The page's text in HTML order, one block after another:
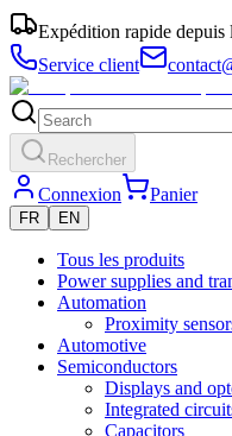
Expédition rapide depuis
Service client
Rechercher
Connexion Panier
FR EN
Tous les produits
Power supplies and
Automation
Proximity
Automotive
Semiconductors
Displays and
Integrated
Capacitors